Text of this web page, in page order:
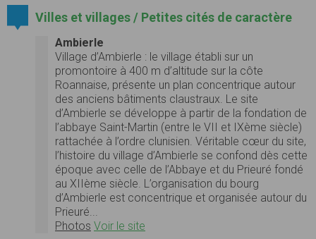
Villes et villages / Petites cités de caractère
Ambierle
Village d’Ambierle : le village établi sur un
promontoire à 400 m d’altitude sur la côte
Roannaise, présente un plan concentrique autour
des anciens bâtiments claustraux. Le site
d’Ambierle se développe à partir de la fondation de
l’abbaye Saint-Martin (entre le VII et IXème siècle)
rattachée à l’ordre clunisien. Véritable cœur du site,
l’histoire du village d’Ambierle se confond dès cette
époque avec celle de l’Abbaye et du Prieuré fondé
au XIIème siècle. L’organisation du bourg
d’Ambierle est concentrique et organisée autour du
Prieuré...
Photos Voir le site